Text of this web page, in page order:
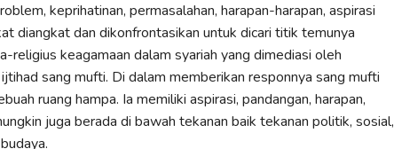
keprihatinan, permasalahan, harapan-harapan, aspirasi
diangkat dan dikonfrontasikan untuk dicari titik temunya
religius keagamaan dalam syariah yang dimediasi oleh
sang mufti. Di dalam memberikan responnya sang mufti
ruang hampa. Ia memiliki aspirasi, pandangan, harapan,
juga berada di bawah tekanan baik tekanan politik, sosial,